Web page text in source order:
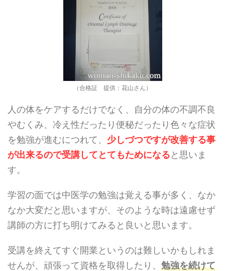
（合格証 提供：花山さん）
人の体をケアするだけでなく、自分の体の不調不良
やむくみ、冷え性だったり便秘だったり色々な症状
を勉強が進むにつれて、 少しづつですが改善する事
が出来るので受講してとてもためになると思いま
す。
学習の面では中医学の勉強は覚える事が多く、なか
なか大変だと思いますが、そのような時は遠慮せず
講師の方に打ち明けてみると良いと思います。
受講を終えてすぐ開業というのは難しいかもしれま
せんが、頑張って資格を取得したり、 勉強を続けて